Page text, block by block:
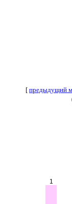
[ предыдущий
1